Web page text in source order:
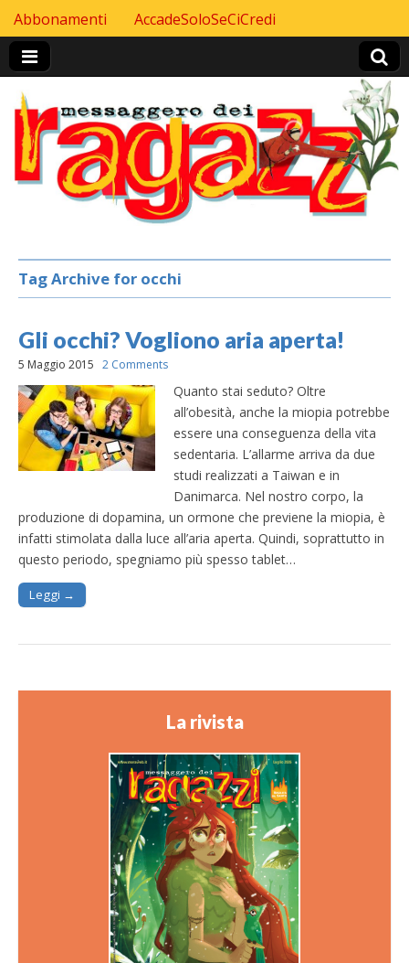
Header Top menu
Skip to content
Abbonamenti AccadeSoloSeCiCredi
Tag Archive for occhi
Gli occhi? Vogliono aria aperta!
5 Maggio 2015 2 Comments
Quanto stai seduto? Oltre
all’obesità, anche la miopia potrebbe
essere una conseguenza della vita
sedentaria. L’allarme arriva da due
studi realizzati a Taiwan e in
Danimarca. Nel nostro corpo, la
produzione di dopamina, un ormone che previene la miopia, è
infatti stimolata dalla luce all’aria aperta. Quindi, soprattutto in
questo periodo, spegniamo più spesso tablet…
Leggi →
La rivista